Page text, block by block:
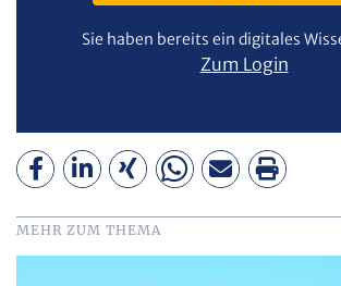
Sie haben bereits ein digitales
Zum Login
MEHR ZUM THEMA